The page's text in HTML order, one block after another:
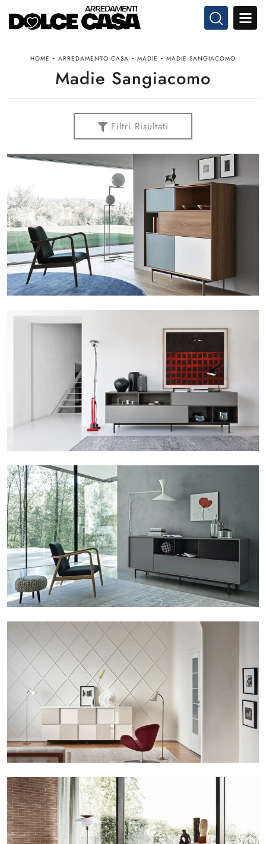
HOME - ARREDAMENTO CASA - MADIE - MADIE SANGIACOMO
Madie Sangiacomo
Filtri Risultati